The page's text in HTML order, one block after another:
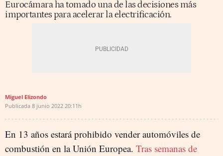
Eurocámara ha tomado una de las decisiones más
importantes para acelerar la electrificación.
Miguel Elizondo
Publicada 8 junio 2022 20:11h
En 13 años estará prohibido vender automóviles de
combustión en la Unión Europea. Tras semanas de